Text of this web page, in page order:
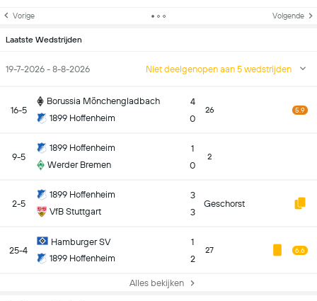
Vorige Volgende
Laatste Wedstrijden
19-7-2026 - 8-8-2026 Niet deelgenopen aan 5 wedstrijden
16-5
Borussia Mönchengladbach
1899 Hoffenheim
4
0
26 5.9
9-5
1899 Hoffenheim
Werder Bremen
1
0
2
2-5
1899 Hoffenheim
VfB Stuttgart
3
3
Geschorst
25-4
Hamburger SV
1899 Hoffenheim
1
2
27 6.6
Alles bekijken